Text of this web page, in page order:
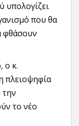
υπολογίζει
που θα
φθάσουν
ο κ.
πλειοψηφία
το νέο